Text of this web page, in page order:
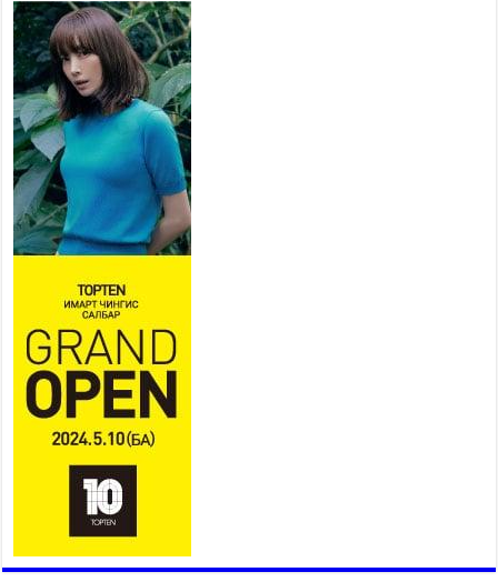
Тусгай замын автобус /BRT/
төслийн удирдах хорооны
ээлжит хуралдаан боллоо
2026 оны 7 сар 21 / 16 цаг 43 минут
Ерөнхий сайд Н.Учрал БНХАУ-
аас Монгол Улсад суугаа
Элчин сайд Шэнь
Миньжюанийг хүлээн авч
уулзав
2026 оны 7 сар 21 / 16 цаг 39 минут
БҮГД НАЙРАМДАХ ТАЖИКИСТАН УЛСТАЙ
ЭДИЙН ЗАСГИЙН ХАМТЫН АЖИЛЛАГААГ
ӨРГӨЖҮҮЛНЭ
2026 оны 7 сар 21 / 16 цаг 34 минут
26,992 суралцагч хотхоны бага сургуульд, 8100
суралцагч төрөлжсөн ахлах сургуульд
суралцана
2026 оны 7 сар 21 / 13 цаг 43 минут
тээврийн зохицуулалт, сургууль, цэцэрлэг, зах,
худалдааны төвийн ажиллах хуваарийг гаргаж,
иргэдэд мэдээлэхийг үүрэг болголоо
2026 оны 7 сар 21 / 11 цаг 59 минут
Гэр бүлийн хэрэг шүүхэд хянан шийдвэрлэх